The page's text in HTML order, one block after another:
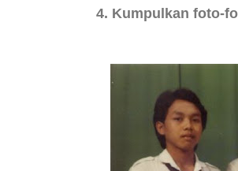
4. Kumpulkan foto-